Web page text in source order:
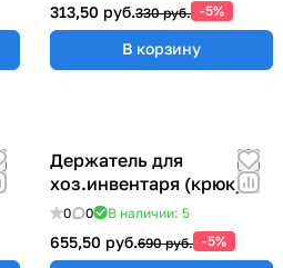
313,50 руб.330 руб. -5%
В корзину
Держатель для
хоз.инвентаря (крюк)
0 0 В наличии: 5
655,50 руб.690 руб. -5%